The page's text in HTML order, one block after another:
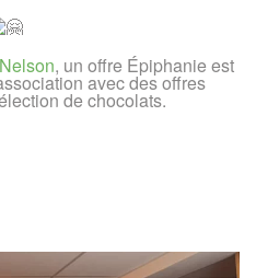
, un offre Épiphanie est
avec des offres
de chocolats.